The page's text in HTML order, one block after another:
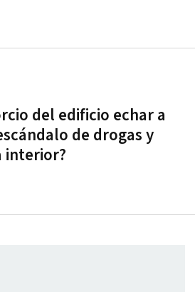
del edificio echar a
de drogas y
interior?